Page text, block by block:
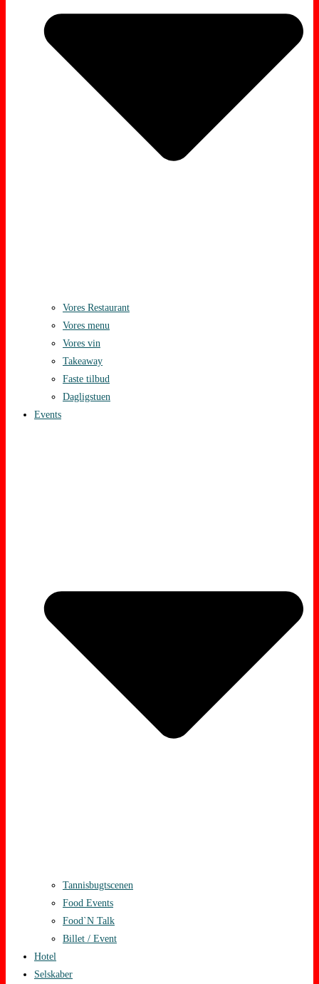
Vores Restaurant
Vores menu
Vores vin
Takeaway
Faste tilbud
Dagligstuen
Events
Tannisbugtscenen
Food Events
Food`N Talk
Billet / Event
Hotel
Selskaber